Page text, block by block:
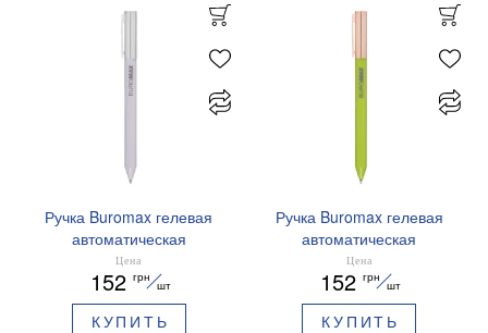
Ручка Buromax гелевая
автоматическая
PRESTIGE SILVER 0,5 мм
синие чернила BM.83102
Цена
152 грн
шт
КУПИТЬ
Ручка Buromax гелевая
автоматическая
PRESTIGE GOLD 0,5 мм
синие чернила BM.83101
Цена
152 грн
шт
КУПИТЬ